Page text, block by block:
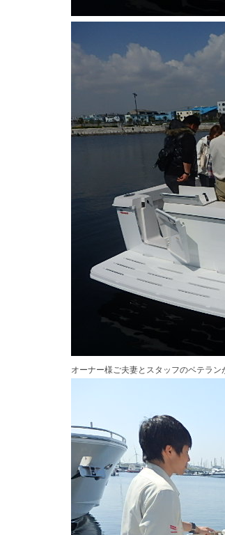
オーナー様ご夫妻とスタッフのベテラ